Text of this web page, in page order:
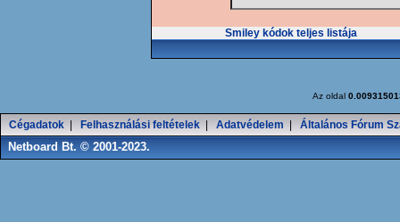
Smiley kódok teljes listája
Az oldal
Cégadatok Felhasználási feltételek Adatvédelem Általános Fórum
Netboard Bt. © 2001-2023.